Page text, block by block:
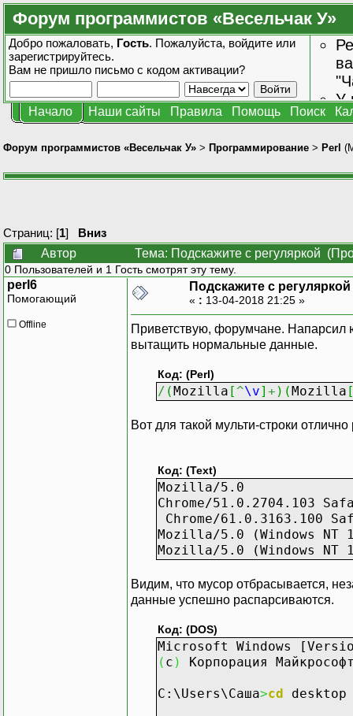
Форум программистов «Весельчак У»
Добро пожаловать, Гость. Пожалуйста, войдите или
зарегистрируйтесь.
Вам не пришло письмо с кодом активации?
У
Начало Наши сайты Правила Помощь Поиск
Форум программистов «Весельчак У» > Программирование > Perl
Страниц: [1] Вниз
Автор
Тема: Подскажите с регуляркой
0 Пользователей и 1 Гость смотрят эту тему.
perl6
Помогающий
Offline
Подскажите с регуляркой
« : 13-04-2018 21:25 »
Приветствую, форумчане. Напарсил
вытащить нормальные данные.
Код: (Perl)
/ (Mozilla [ ^\v] + ) (Mozilla
Вот для такой мульти-строки отлично
Код: (Text)
Mozilla/5.0
Chrome/51.0.2704.103
Chrome/61.0.3163.100
Mozilla/5.0 (Windows NT
Mozilla/5.0 (Windows NT
Видим, что мусор отбрасывается,
данные успешно распарсиваются.
Код: (DOS)
Microsoft Windows
( c ) Корпорация
C:\Users\Саша>cd desktop